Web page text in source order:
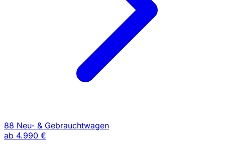
88 Neu- & Gebrauchtwagen
ab 4.990 €